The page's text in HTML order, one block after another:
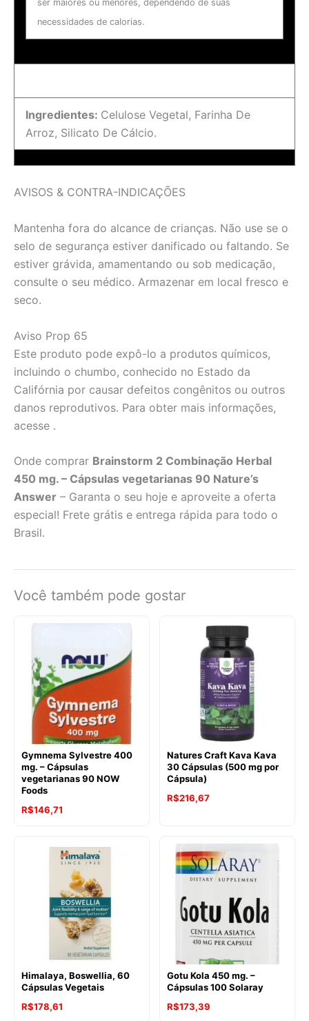
ser maiores ou menores, dependendo de suas
necessidades de calorias.
Ingredientes: Celulose Vegetal, Farinha De
Arroz, Silicato De Cálcio.
AVISOS & CONTRA-INDICAÇÕES
Mantenha fora do alcance de crianças. Não use se o
selo de segurança estiver danificado ou faltando. Se
estiver grávida, amamentando ou sob medicação,
consulte o seu médico. Armazenar em local fresco e
seco.
Aviso Prop 65
Este produto pode expô-lo a produtos químicos,
incluindo o chumbo, conhecido no Estado da
Califórnia por causar defeitos congênitos ou outros
danos reprodutivos. Para obter mais informações,
acesse .
Onde comprar Brainstorm 2 Combinação Herbal
450 mg. – Cápsulas vegetarianas 90 Nature’s
Answer – Garanta o seu hoje e aproveite a oferta
especial! Frete grátis e entrega rápida para todo o
Brasil.
Você também pode gostar
Gymnema Sylvestre 400
mg. – Cápsulas
vegetarianas 90 NOW
Foods
R$146,71
Natures Craft Kava Kava
30 Cápsulas (500 mg por
Cápsula)
R$216,67
Himalaya, Boswellia, 60
Cápsulas Vegetais
R$178,61
Gotu Kola 450 mg. –
Cápsulas 100 Solaray
R$173,39